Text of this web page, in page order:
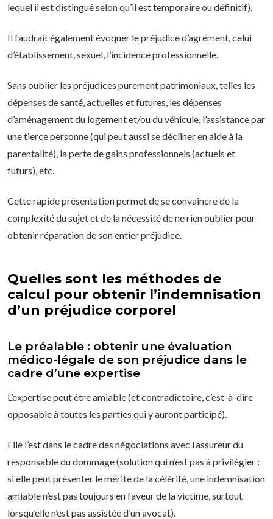
lequel il est distingué selon qu’il est temporaire ou définitif).
Il faudrait également évoquer le préjudice d’agrément, celui
d’établissement, sexuel, l’incidence professionnelle.
Sans oublier les préjudices purement patrimoniaux, telles les
dépenses de santé, actuelles et futures, les dépenses
d’aménagement du logement et/ou du véhicule, l’assistance par
une tierce personne (qui peut aussi se décliner en aide à la
parentalité), la perte de gains professionnels (actuels et
futurs), etc.
Cette rapide présentation permet de se convaincre de la
complexité du sujet et de la nécessité de ne rien oublier pour
obtenir réparation de son entier préjudice.
Quelles sont les méthodes de
calcul pour obtenir l’indemnisation
d’un préjudice corporel
Le préalable : obtenir une évaluation
médico-légale de son préjudice dans le
cadre d’une expertise
L’expertise peut être amiable (et contradictoire, c’est-à-dire
opposable à toutes les parties qui y auront participé).
Elle l’est dans le cadre des négociations avec l’assureur du
responsable du dommage (solution qui n’est pas à privilégier :
si elle peut présenter le mérite de la célérité, une indemnisation
amiable n’est pas toujours en faveur de la victime, surtout
lorsqu’elle n’est pas assistée d’un avocat).